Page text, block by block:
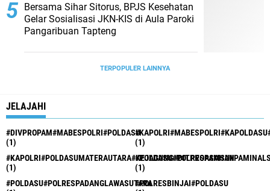
Bersama Sihar Sitorus, BPJS Kesehatan
Gelar Sosialisasi JKN-KIS di Aula Paroki
Pangaribuan Tapteng
TERPOPULER LAINNYA
JELAJAHI
#DIVPROPAM#MABESPOLRI#POLDASU
(1)
(1)
(1)
#POLDASU#POLRESASAHAN
(1)
#POLDASU#POLRESPADANGLAWASUTARA#POLRESBINJAI#POLDASU